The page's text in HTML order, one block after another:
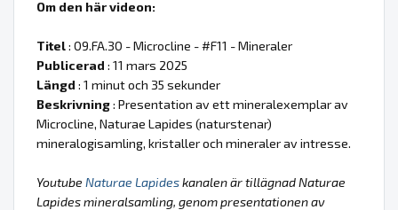
Om den här videon:
Titel: 09.FA.30 - Microcline - #F11 - Mineraler
Publicerad : 11 mars 2025
Längd : 1 minut och 35 sekunder
Beskrivning: Presentation av ett mineralexemplar av
Microcline, Naturae Lapides (naturstenar)
mineralogisamling, kristaller och mineraler av intresse.
Youtube Naturae Lapideskanalen är tillägnad Naturae
Lapides mineralsamling, genom presentationen av